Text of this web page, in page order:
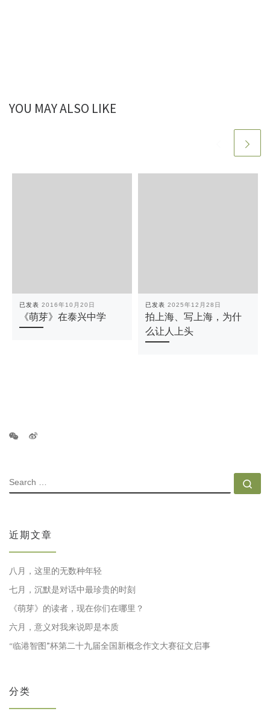
YOU MAY ALSO LIKE
已发表 2016年10月20日
《萌芽》在泰兴中学
已发表 2025年12月28日
拍上海、写上海，为什
么让人上头
SEARCH
近期文章
八月，这里的无数种年轻
七月，沉默是对话中最珍贵的时刻
《萌芽》的读者，现在你们在哪里？
六月，意义对我来说即是本质
“临港智图”杯第二十九届全国新概念作文大赛征文启事
分类